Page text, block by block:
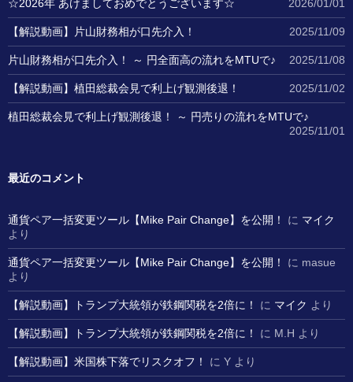
☆2026年 あけましておめでとうございます☆ 2026/01/01
【解説動画】片山財務相が口先介入！ 2025/11/09
片山財務相が口先介入！ ～ 円全面高の流れをMTUで♪ 2025/11/08
【解説動画】植田総裁会見で利上げ観測後退！ 2025/11/02
植田総裁会見で利上げ観測後退！ ～ 円売りの流れをMTUで♪
2025/11/01
最近のコメント
通貨ペア一括変更ツール【Mike Pair Change】を公開！ に マイク
より
通貨ペア一括変更ツール【Mike Pair Change】を公開！ に masue
より
【解説動画】トランプ大統領が鉄鋼関税を2倍に！ に マイク より
【解説動画】トランプ大統領が鉄鋼関税を2倍に！ に M.H より
【解説動画】米国株下落でリスクオフ！ に Y より